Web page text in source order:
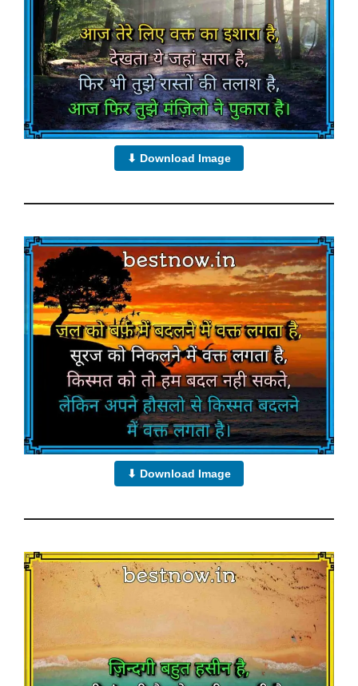
⬇ Download Image
⬇ Download Image